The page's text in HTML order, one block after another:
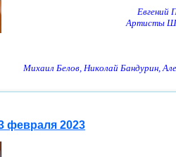
Евгений
Артисты
Михаил Белов, Николай Бандурин,
февраля 2023